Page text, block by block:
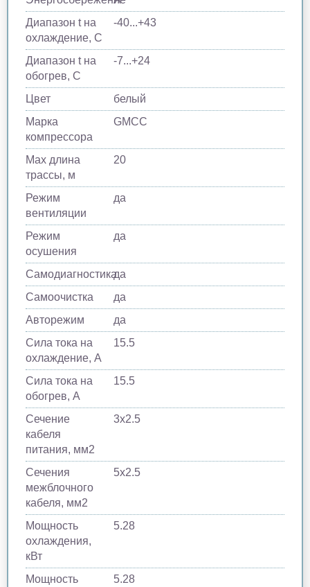
Диапазон t на
охлаждение, С
-40...+43
Диапазон t на
обогрев, С
-7...+24
Цвет
белый
Марка
компрессора
GMCC
Max длина
трассы, м
20
Режим
вентиляции
да
Режим
осушения
да
Самодиагностикада
Самоочистка
да
Авторежим
да
Сила тока на
охлаждение, А
15.5
Сила тока на
обогрев, А
15.5
Сечение
кабеля
питания, мм2
3x2.5
Сечения
межблочного
кабеля, мм2
5x2.5
Мощность
охлаждения,
кВт
5.28
Мощность
5.28